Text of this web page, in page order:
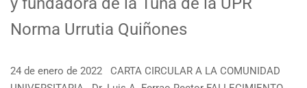
Norma Urrutia Quiñones
24 de enero de 2022 CARTA CIRCULAR A LA COMUNIDAD